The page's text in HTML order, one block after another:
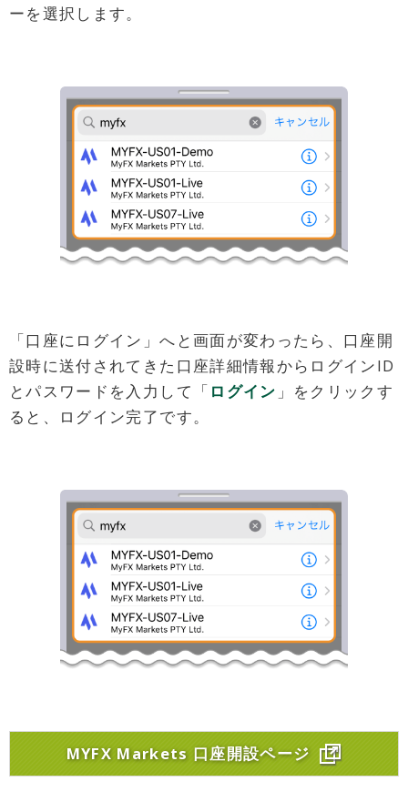
ーを選択します。
「口座にログイン」へと画面が変わったら、口座開
設時に送付されてきた口座詳細情報からログインID
とパスワードを入力して「 ログイン 」をクリックす
ると、ログイン完了です。
MYFX Markets 口座開設ページ